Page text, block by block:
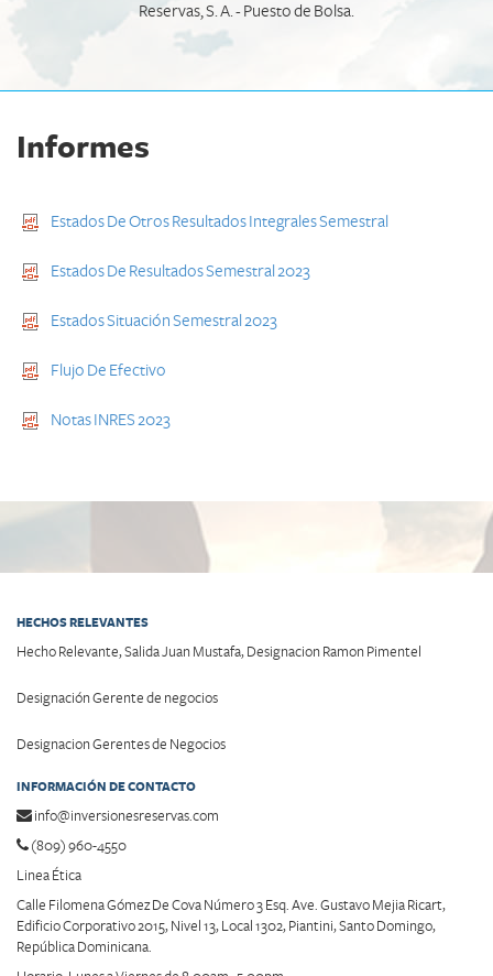
Reservas, S. A. - Puesto de Bolsa.
Informes
Estados De Otros Resultados Integrales Semestral
Estados De Resultados Semestral 2023
Estados Situación Semestral 2023
Flujo De Efectivo
Notas INRES 2023
HECHOS RELEVANTES
Hecho Relevante, Salida Juan Mustafa, Designacion Ramon Pimentel
Designación Gerente de negocios
Designacion Gerentes de Negocios
INFORMACIÓN DE CONTACTO
info@inversionesreservas.com
(809) 960-4550
Linea Ética
Calle Filomena Gómez De Cova Número 3 Esq. Ave. Gustavo Mejia Ricart,
Edificio Corporativo 2015, Nivel 13, Local 1302, Piantini, Santo Domingo,
República Dominicana.